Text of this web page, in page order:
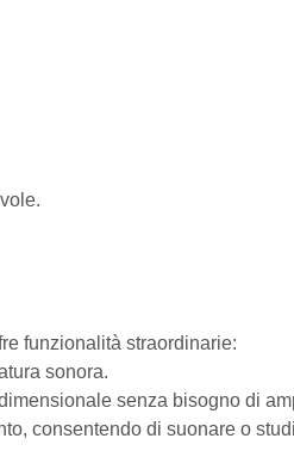
funzionalità straordinarie:
sonora.
senza bisogno di
consentendo di suonare o